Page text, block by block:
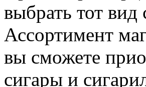
выбрать тот
Ассортимент
вы сможете
сигары и